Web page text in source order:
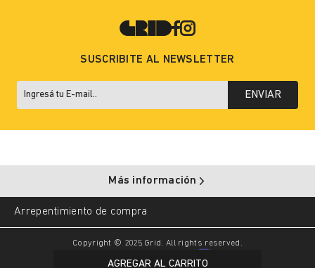
AGREGAR AL CARRITO
SUSCRIBITE AL NEWSLETTER
ENVIAR
Más información
Arrepentimiento de compra
Copyright © 2025 Grid. All rights reserved.